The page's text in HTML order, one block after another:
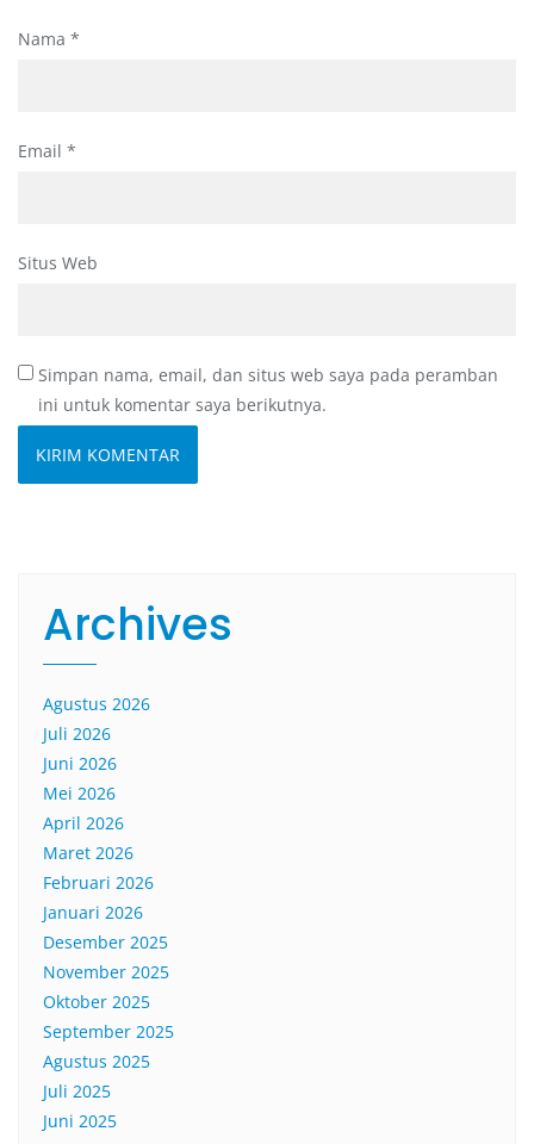
Nama *
Email *
Situs Web
Simpan nama, email, dan situs web saya pada peramban
ini untuk komentar saya berikutnya.
Archives
Agustus 2026
Juli 2026
Juni 2026
Mei 2026
April 2026
Maret 2026
Februari 2026
Januari 2026
Desember 2025
November 2025
Oktober 2025
September 2025
Agustus 2025
Juli 2025
Juni 2025